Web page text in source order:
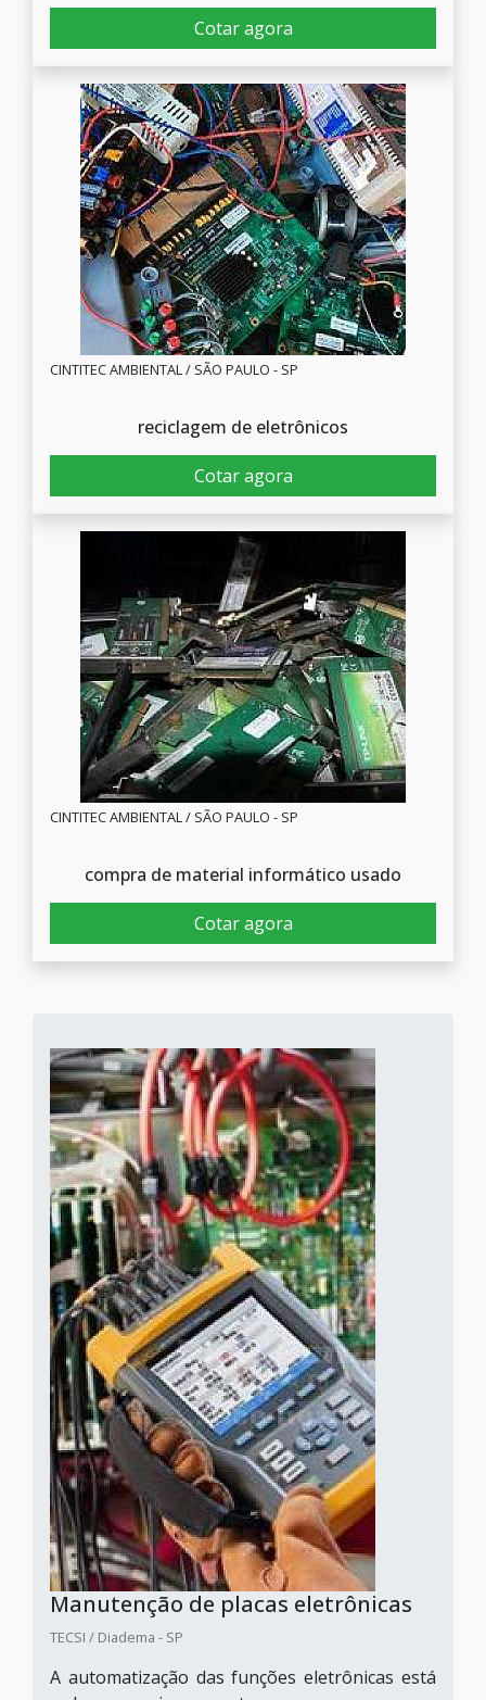
Cotar agora
CINTITEC AMBIENTAL / SÃO PAULO - SP
reciclagem de eletrônicos
Cotar agora
CINTITEC AMBIENTAL / SÃO PAULO - SP
compra de material informático usado
Cotar agora
Manutenção de placas eletrônicas
TECSI / Diadema - SP
A automatização das funções eletrônicas está